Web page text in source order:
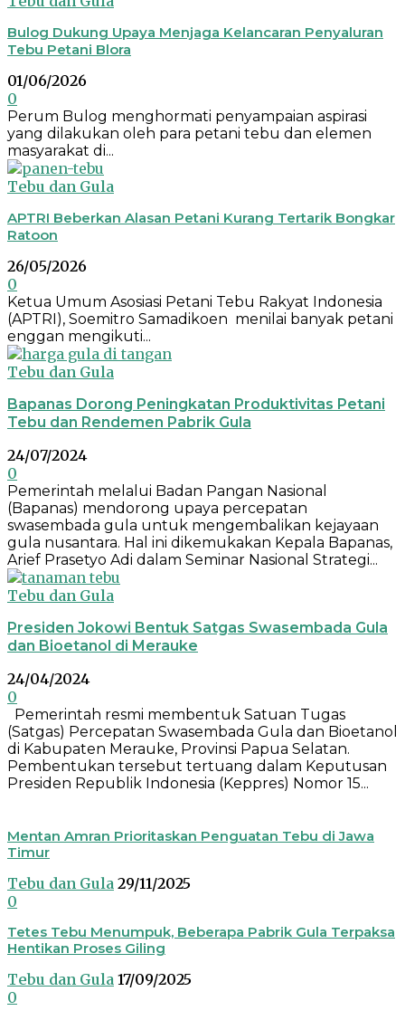
Bulog Dukung Upaya Menjaga Kelancaran Penyaluran
Tebu Petani Blora
01/06/2026
0
Perum Bulog menghormati penyampaian aspirasi
yang dilakukan oleh para petani tebu dan elemen
masyarakat di...
Tebu dan Gula
APTRI Beberkan Alasan Petani Kurang Tertarik Bongkar
Ratoon
26/05/2026
0
Ketua Umum Asosiasi Petani Tebu Rakyat Indonesia
(APTRI), Soemitro Samadikoen menilai banyak petani
enggan mengikuti...
Tebu dan Gula
Bapanas Dorong Peningkatan Produktivitas Petani
Tebu dan Rendemen Pabrik Gula
24/07/2024
0
Pemerintah melalui Badan Pangan Nasional
(Bapanas) mendorong upaya percepatan
swasembada gula untuk mengembalikan kejayaan
gula nusantara. Hal ini dikemukakan Kepala Bapanas,
Arief Prasetyo Adi dalam Seminar Nasional Strategi...
Tebu dan Gula
Presiden Jokowi Bentuk Satgas Swasembada Gula
dan Bioetanol di Merauke
24/04/2024
0
Pemerintah resmi membentuk Satuan Tugas
(Satgas) Percepatan Swasembada Gula dan Bioetanol
di Kabupaten Merauke, Provinsi Papua Selatan.
Pembentukan tersebut tertuang dalam Keputusan
Presiden Republik Indonesia (Keppres) Nomor 15...
Mentan Amran Prioritaskan Penguatan Tebu di Jawa
Timur
Tebu dan Gula 29/11/2025
0
Tetes Tebu Menumpuk, Beberapa Pabrik Gula Terpaksa
Hentikan Proses Giling
Tebu dan Gula 17/09/2025
0